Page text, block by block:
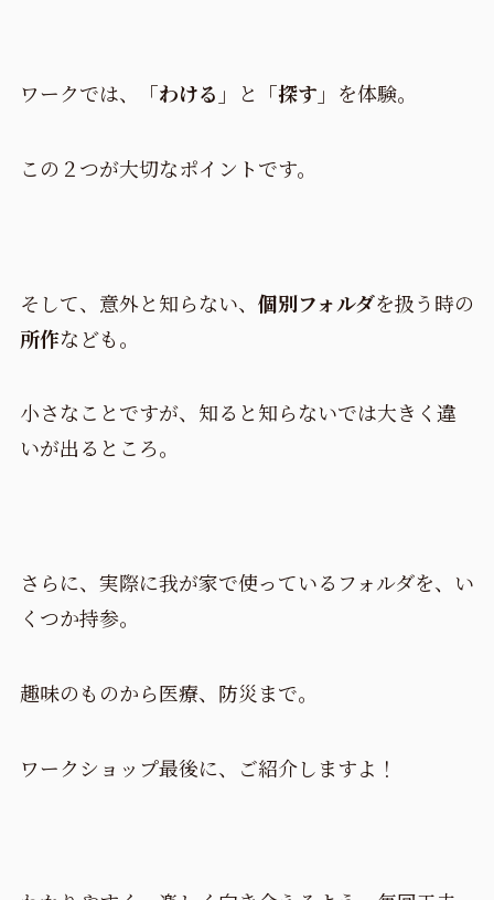
ワークでは、 「わける」 と 「探す」 を体験。
この２つが大切なポイントです。
そして、意外と知らない、 個別フォルダを扱う時の
所作なども。
小さなことですが、知ると知らないでは大きく違
いが出るところ。
さらに、実際に我が家で使っているフォルダを、い
くつか持参。
趣味のものから医療、防災まで。
ワークショップ最後に、ご紹介しますよ！